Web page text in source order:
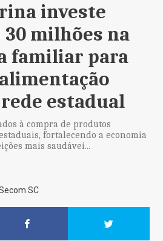
investe
30 milhões na
familiar para
estadual
à compra de produtos
fortalecendo a economia
mais saudávei...
SC